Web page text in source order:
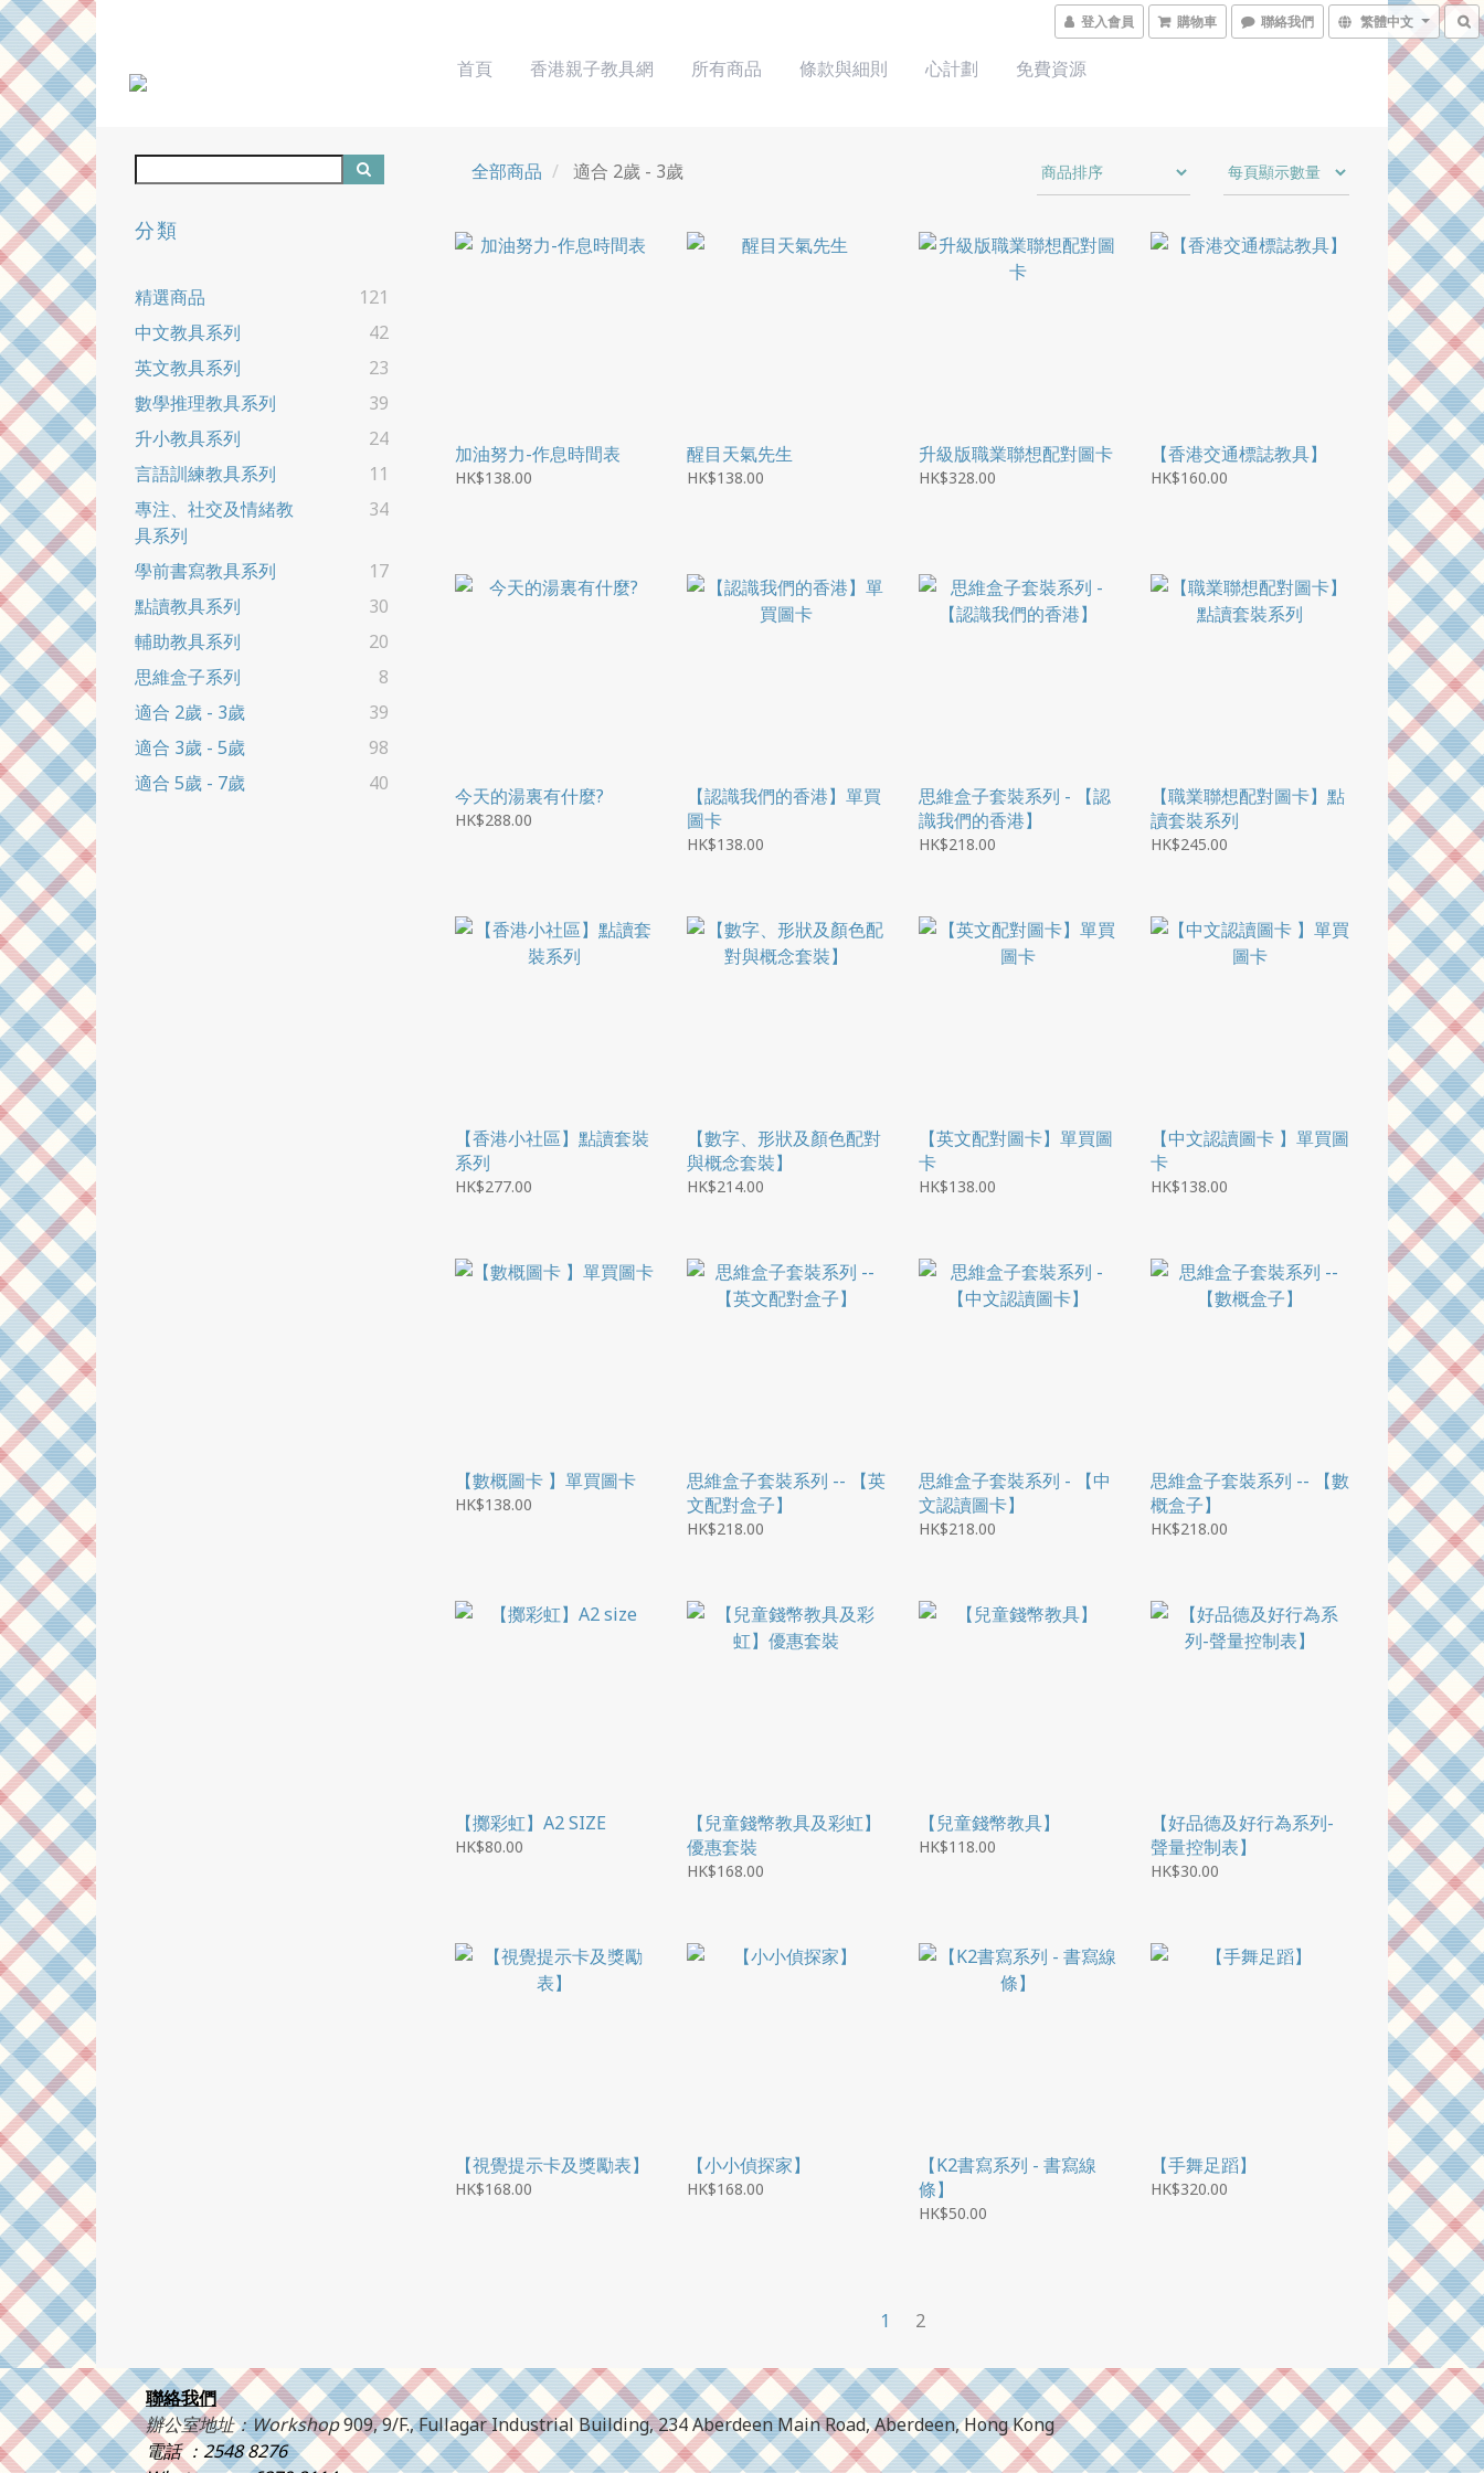
登入會員 購物車 聯絡我們 繁體中文
首頁 香港親子教具網 所有商品 條款與細則 心計劃 免費資源
分類
精選商品
121
中文教具系列
42
英文教具系列
23
數學推理教具系列
39
升小教具系列
24
言語訓練教具系列
11
專注、社交及情緒教
具系列
34
學前書寫教具系列
17
點讀教具系列
30
輔助教具系列
20
思維盒子系列
8
適合 2歲 - 3歲
39
適合 3歲 - 5歲
98
適合 5歲 - 7歲
40
全部商品 適合 2歲 - 3歲
加油努力-作息時間表
HK$138.00
醒目天氣先生
HK$138.00
升級版職業聯想配對圖卡
HK$328.00
【香港交通標誌教具】
HK$160.00
今天的湯裏有什麼?
HK$288.00
【認識我們的香港】單買
圖卡
HK$138.00
思維盒子套裝系列 - 【認
識我們的香港】
HK$218.00
【職業聯想配對圖卡】點
讀套裝系列
HK$245.00
【香港小社區】點讀套裝
系列
HK$277.00
【數字、形狀及顏色配對
與概念套裝】
HK$214.00
【英文配對圖卡】單買圖
卡
HK$138.00
【中文認讀圖卡 】單買圖
卡
HK$138.00
【數概圖卡 】單買圖卡
HK$138.00
思維盒子套裝系列 -- 【英
文配對盒子】
HK$218.00
思維盒子套裝系列 - 【中
文認讀圖卡】
HK$218.00
思維盒子套裝系列 -- 【數
概盒子】
HK$218.00
【擲彩虹】A2 SIZE
HK$80.00
【兒童錢幣教具及彩虹】
優惠套裝
HK$168.00
【兒童錢幣教具】
HK$118.00
【好品德及好行為系列-
聲量控制表】
HK$30.00
【視覺提示卡及獎勵表】
HK$168.00
【小小偵探家】
HK$168.00
【K2書寫系列 - 書寫線
條】
HK$50.00
【手舞足蹈】
HK$320.00
1 2
聯絡我們
辦公室地址：Workshop909, 9/F., Fullagar Industrial Building, 234 Aberdeen Main Road, Aberdeen, Hong Kong
電話 ：2548 8276